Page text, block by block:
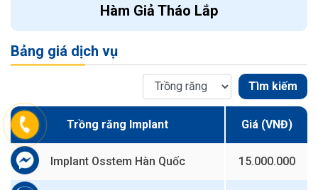
Hàm Giả Tháo Lắp
Bảng giá dịch vụ
Tìm kiếm
Trồng răng Implant Giá (VNĐ)
Implant Osstem Hàn Quốc 15.000.000